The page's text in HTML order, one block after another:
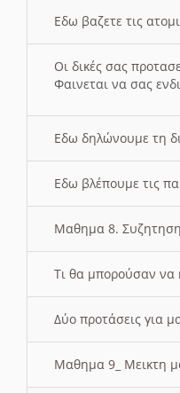
Εδω βαζετε τις
Οι δικές σας
Φαινεται να σας
Εδω δηλώνουμε τη
Εδω βλέπουμε τις
Μαθημα 8. Συζητηση
Τι θα μπορούσαν να
Δύο προτάσεις για
Μαθημα 9_ Μεικτη